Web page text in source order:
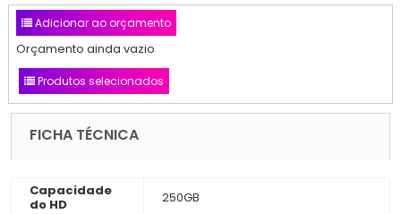
Adicionar ao orçamento
Orçamento ainda vazio
Produtos selecionados
FICHA TÉCNICA
Capacidade
do HD
250GB